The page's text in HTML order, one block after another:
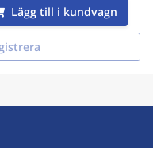
Lägg till i kundvagn